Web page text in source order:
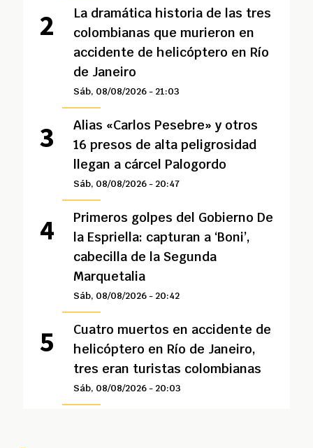
La dramática historia de las tres
colombianas que murieron en
accidente de helicóptero en Río
de Janeiro
Sáb, 08/08/2026 - 21:03
Alias «Carlos Pesebre» y otros
16 presos de alta peligrosidad
llegan a cárcel Palogordo
Sáb, 08/08/2026 - 20:47
Primeros golpes del Gobierno De
la Espriella: capturan a ‘Boni’,
cabecilla de la Segunda
Marquetalia
Sáb, 08/08/2026 - 20:42
Cuatro muertos en accidente de
helicóptero en Río de Janeiro,
tres eran turistas colombianas
Sáb, 08/08/2026 - 20:03